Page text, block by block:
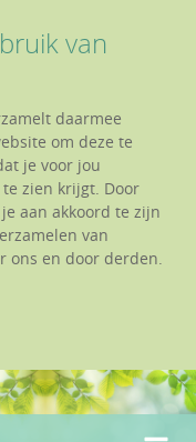
van
daarmee
om deze te
je voor jou
zien krijgt. Door
aan akkoord te zijn
van
ons en door derden.